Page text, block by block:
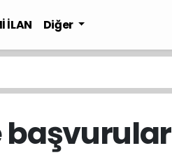
İLAN Diğer
başvurular